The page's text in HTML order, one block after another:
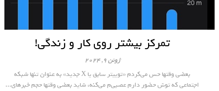
تمرکز بیشتر روی کار و زندگی!
ژوئن 9, 2024
بعضی وقتها حس می‌کردم «توییتر سابق یا X جدید» به عنوان تنها شبکه
اجتماعی که توش حضور دارم عصبی‌م می‌کنه، شاید بعضی وقتها حجم خبرهای...